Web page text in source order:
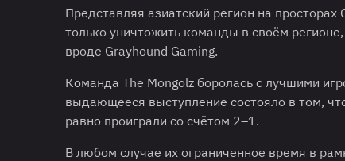
Представляя азиатский регион на
только уничтожить команды в своём
вроде Grayhound Gaming.
Команда The Mongolz боролась с лучшими
выдающееся выступление состояло в том,
равно проиграли со счётом 2–1.
В любом случае их ограниченное время в